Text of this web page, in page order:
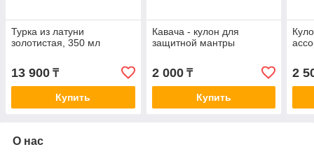
Турка из латуни
золотистая, 350 мл
13 900 ₸
Купить
Кавача - кулон для
защитной мантры
2 000₸
Купить
2
О нас